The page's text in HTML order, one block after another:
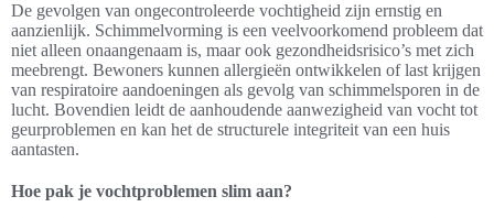
De gevolgen van ongecontroleerde vochtigheid zijn ernstig en
aanzienlijk. Schimmelvorming is een veelvoorkomend probleem dat
niet alleen onaangenaam is, maar ook gezondheidsrisico’s met zich
meebrengt. Bewoners kunnen allergieën ontwikkelen of last krijgen
van respiratoire aandoeningen als gevolg van schimmelsporen in de
lucht. Bovendien leidt de aanhoudende aanwezigheid van vocht tot
geurproblemen en kan het de structurele integriteit van een huis
aantasten.
Hoe pak je vochtproblemen slim aan?